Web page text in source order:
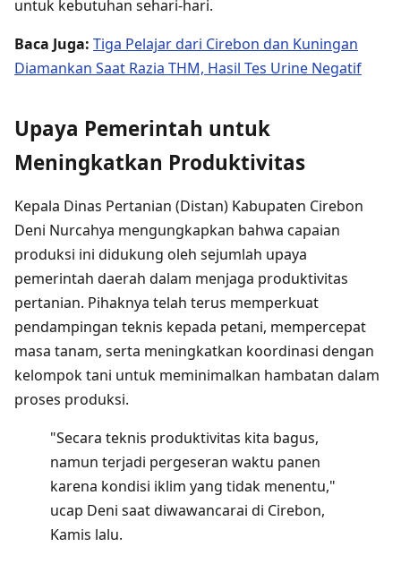
untuk kebutuhan sehari-hari.
Baca Juga: Tiga Pelajar dari Cirebon dan Kuningan
Diamankan Saat Razia THM, Hasil Tes Urine Negatif
Upaya Pemerintah untuk
Meningkatkan Produktivitas
Kepala Dinas Pertanian (Distan) Kabupaten Cirebon
Deni Nurcahya mengungkapkan bahwa capaian
produksi ini didukung oleh sejumlah upaya
pemerintah daerah dalam menjaga produktivitas
pertanian. Pihaknya telah terus memperkuat
pendampingan teknis kepada petani, mempercepat
masa tanam, serta meningkatkan koordinasi dengan
kelompok tani untuk meminimalkan hambatan dalam
proses produksi.
"Secara teknis produktivitas kita bagus,
namun terjadi pergeseran waktu panen
karena kondisi iklim yang tidak menentu,"
ucap Deni saat diwawancarai di Cirebon,
Kamis lalu.